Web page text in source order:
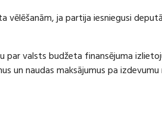
vēlēšanām, ja partija iesniegusi
par valsts budžeta finansējuma
un naudas maksājumus pa izdevumu